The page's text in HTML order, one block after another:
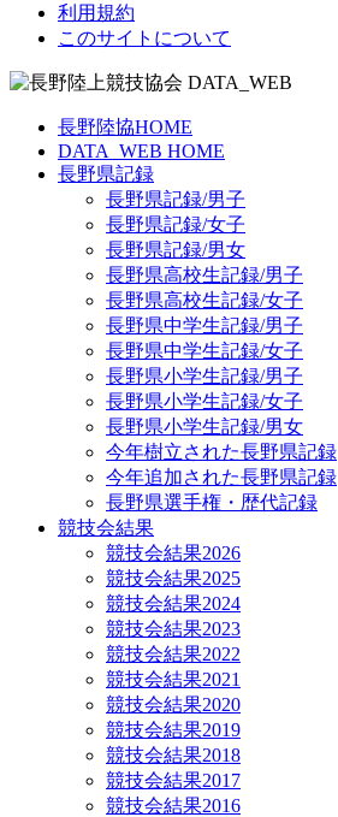
利用規約
このサイトについて
長野陸協HOME
DATA_WEB HOME
長野県記録
長野県記録/男子
長野県記録/女子
長野県記録/男女
長野県高校生記録/男子
長野県高校生記録/女子
長野県中学生記録/男子
長野県中学生記録/女子
長野県小学生記録/男子
長野県小学生記録/女子
長野県小学生記録/男女
今年樹立された長野県記録
今年追加された長野県記録
長野県選手権・歴代記録
競技会結果
競技会結果2026
競技会結果2025
競技会結果2024
競技会結果2023
競技会結果2022
競技会結果2021
競技会結果2020
競技会結果2019
競技会結果2018
競技会結果2017
競技会結果2016